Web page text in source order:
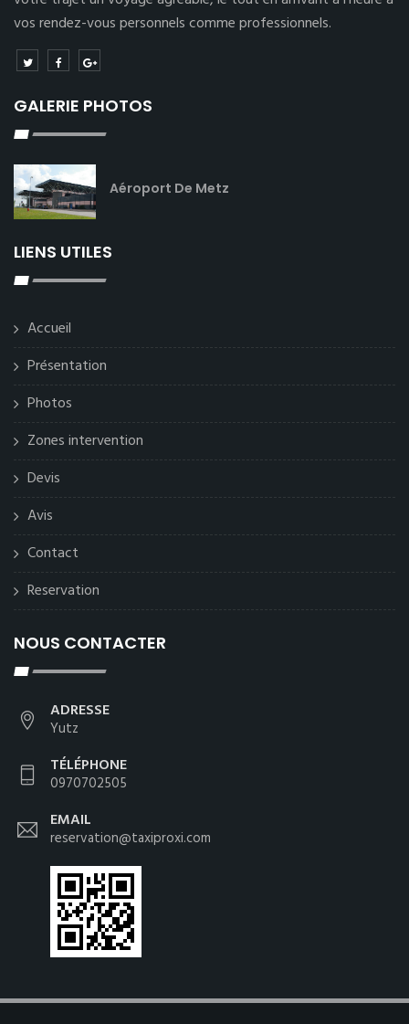
vos rendez-vous personnels comme professionnels.
GALERIE PHOTOS
Aéroport De Metz
LIENS UTILES
Accueil
Présentation
Photos
Zones intervention
Devis
Avis
Contact
Reservation
NOUS CONTACTER
ADRESSE
Yutz
TÉLÉPHONE
0970702505
EMAIL
reservation@taxiproxi.com